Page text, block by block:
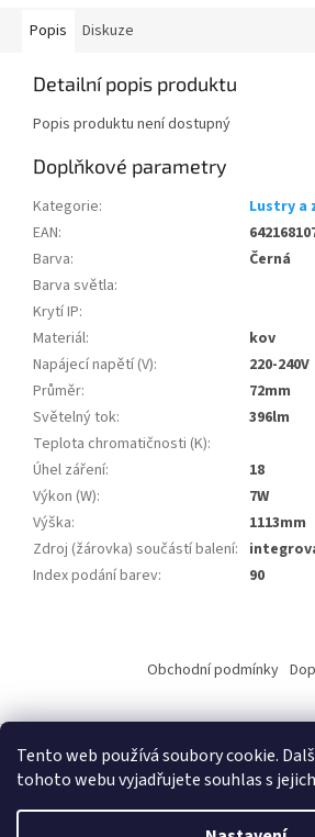
Tento web používá soubory cookie.
tohoto webu vyjadřujete souhlas s
Popis Diskuze
Detailní popis produktu
Popis produktu není dostupný
Doplňkové parametry
Kategorie:
Lustry a
EAN:
Barva:
Černá
Barva světla:
Krytí IP:
Materiál:
kov
Napájecí napětí (V):
220-240V
Průměr:
72mm
Světelný tok:
396lm
Teplota chromatičnosti (K):
Úhel záření:
18
Výkon (W):
7W
Výška:
1113mm
Zdroj (žárovka) součástí balení:
Index podání barev: 90
a
t
Obchodní podmínky
Vytvořil Shoptet